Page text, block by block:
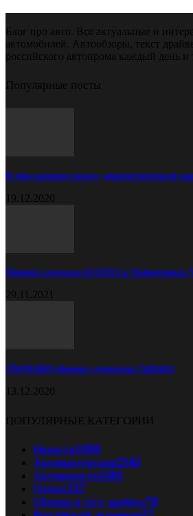
Блог про авто. Все актуальные и
автомобилей. Автообзоры, текст
российского автопрома каждый день и
Популярные посты
В чём разница между диагностической
19.12.2020
Прицеп самосвал КАМАЗ в Набережных
29.11.2021
Chevrolet обновил спорткар Camaro
13.12.2020
ПОПУЛЯРНЫЕ КАТЕГОРИИ
Новости5068
Автомастерская2343
Автоновости1081
Отдых127
Обзоры и тест драйвы78